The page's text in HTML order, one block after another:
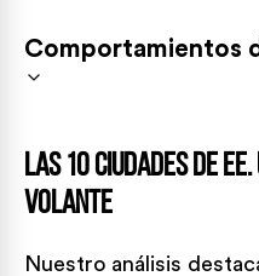
Comportamientos
Las 10 ciudades de
volante
Nuestro análisis